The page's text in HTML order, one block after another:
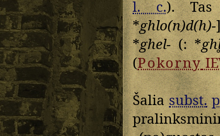
l. c.).
*ghlo(n)d(h)-
*ghel-(: *
(Pokorny
Šaliasubst.